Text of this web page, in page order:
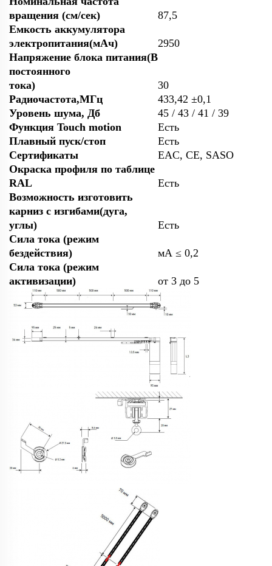
вращения (см/сек)
87,5
Емкость аккумулятора
электропитания(мАч)
2950
Напряжение блока питания(В
постоянного
тока)
30
Радиочастота,МГц
433,42 ±0,1
Уровень шума, Дб
45 / 43 / 41 / 39
Функция Touch motion
Есть
Плавный пуск/стоп
Есть
Сертификаты
EAC, CE, SASO
Окраска профиля по таблице
RAL
Есть
Возможность изготовить
карниз с изгибами(дуга,
углы)
Есть
Сила тока (режим
бездействия)
мА ≤ 0,2
Сила тока (режим
активизации)
от 3 до 5